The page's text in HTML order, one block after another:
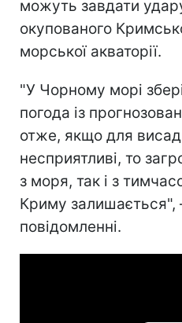
можуть завдати
окупованого
морської акваторії.
"У Чорному морі
погода із
отже, якщо для
несприятливі, то
з моря, так і з
Криму залишається",
повідомленні.